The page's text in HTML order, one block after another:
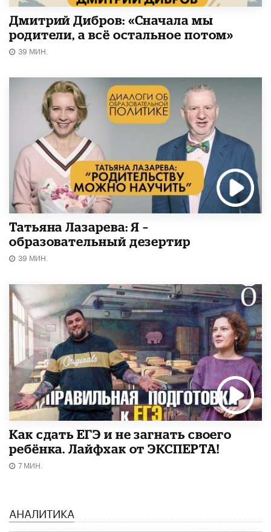
Дмитрий Дибров: «Сначала мы
родители, а всё остальное потом»
39 МИН.
Татьяна Лазарева: Я –
образовательный дезертир
39 МИН.
​Как сдать ЕГЭ и не загнать своего
ребёнка. Лайфхак от ЭКСПЕРТА!
7 МИН.
АНАЛИТИКА